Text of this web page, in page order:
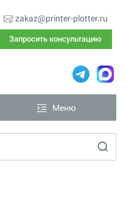
zakaz@printer-plotter.ru
Запросить консультацию
Меню